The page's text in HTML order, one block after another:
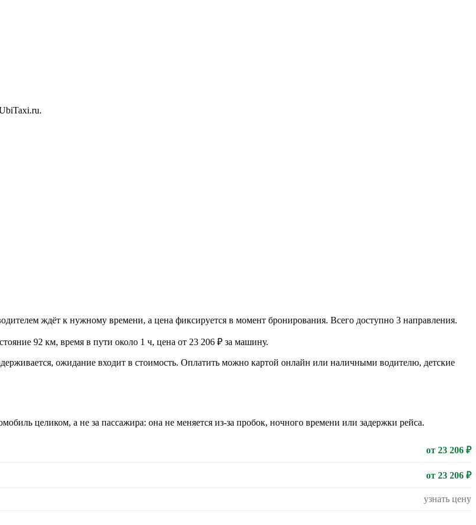
ждёт к нужному времени, а цена фиксируется в момент бронирования. Всего доступно 3 направления.
92 км, время в пути около 1 ч, цена от 23 206 ₽ за машину.
ожидание входит в стоимость. Оплатить можно картой онлайн или наличными водителю, детские
целиком, а не за пассажира: она не меняется из-за пробок, ночного времени или задержки рейса.
от 23 206 ₽
от 23 206 ₽
узнать цену